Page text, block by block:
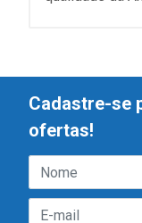
Cadastre-se
ofertas!